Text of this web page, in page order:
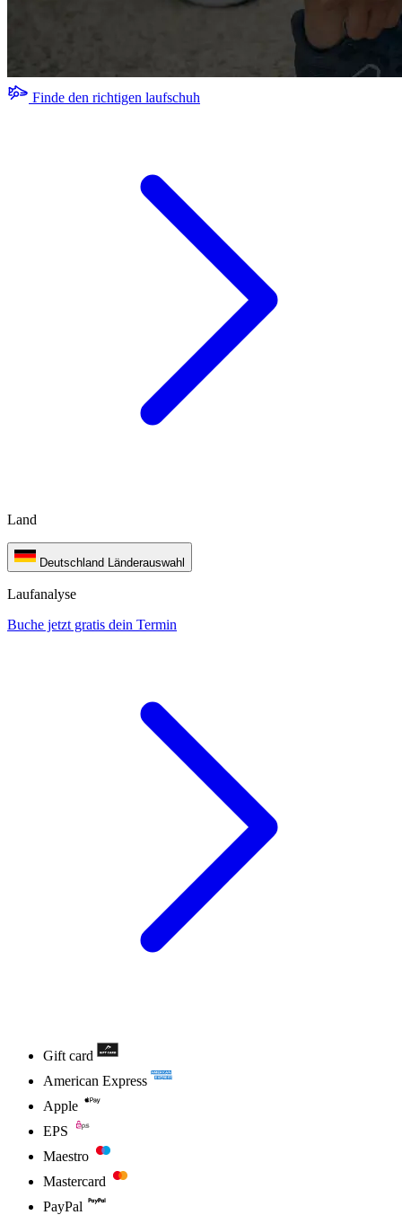
Finde den richtigen laufschuh
Land
Deutschland Länderauswahl
Laufanalyse
Buche jetzt gratis dein Termin
Gift card
American Express
Apple
EPS
Maestro
Mastercard
PayPal